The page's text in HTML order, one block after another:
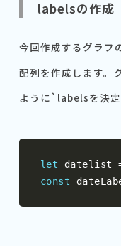
labelsの作成
今回作成するグラフ
配列を作成します。
ように`labelsを決定
let datelist
const